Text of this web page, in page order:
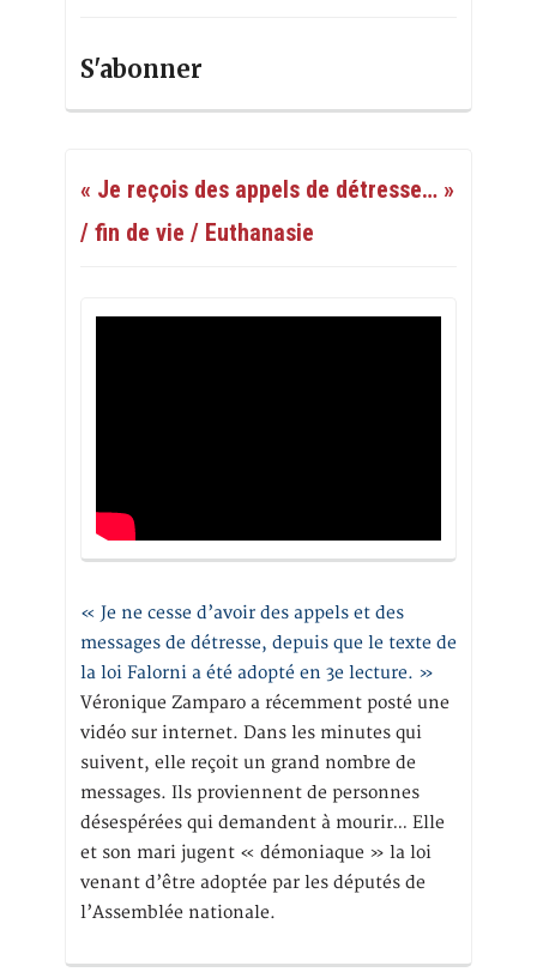
S'abonner
« Je reçois des appels de détresse… »
/ fin de vie / Euthanasie
« Je ne cesse d’avoir des appels et des
messages de détresse, depuis que le texte de
la loi Falorni a été adopté en 3e lecture. »
Véronique Zamparo a récemment posté une
vidéo sur internet. Dans les minutes qui
suivent, elle reçoit un grand nombre de
messages. Ils proviennent de personnes
désespérées qui demandent à mourir… Elle
et son mari jugent « démoniaque » la loi
venant d’être adoptée par les députés de
l’Assemblée nationale.